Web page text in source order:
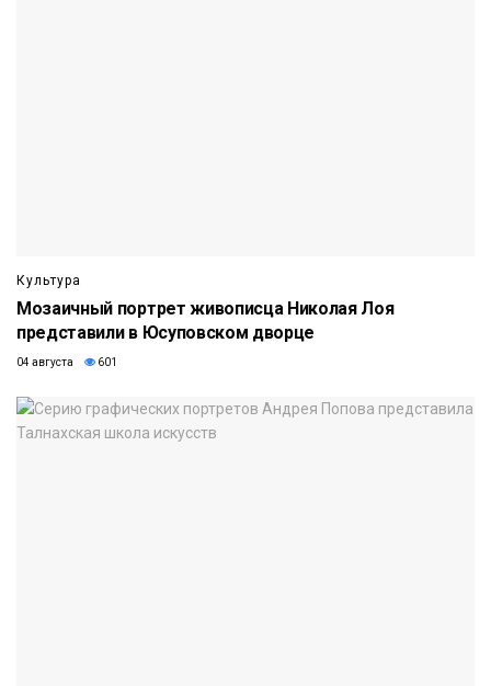
Культура
Мозаичный портрет живописца Николая Лоя
представили в Юсуповском дворце
04 августа 601